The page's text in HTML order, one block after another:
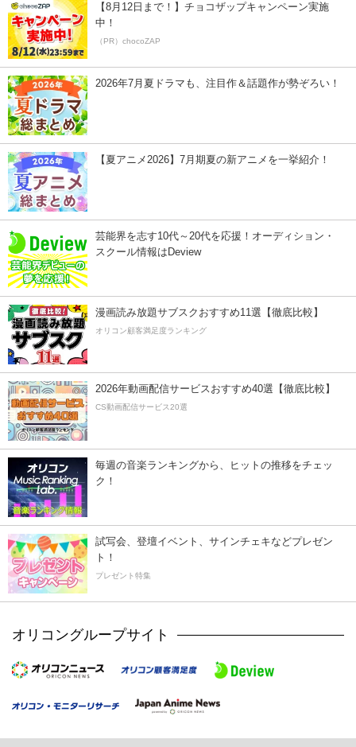
【8月12日まで！】チョコザップキャンペーン実施
中！
（PR）chocoZAP
2026年7月夏ドラマも、注目作＆話題作が勢ぞろい！
【夏アニメ2026】7月期夏の新アニメを一挙紹介！
芸能界を志す10代～20代を応援！オーディション・
スクール情報はDeview
漫画読み放題サブスクおすすめ11選【徹底比較】
オリコン顧客満足度ランキング
2026年動画配信サービスおすすめ40選【徹底比較】
CS動画配信サービス20選
毎週の音楽ランキングから、ヒットの推移をチェッ
ク！
試写会、登壇イベント、サインチェキなどプレゼン
ト！
プレゼント特集
オリコングループサイト